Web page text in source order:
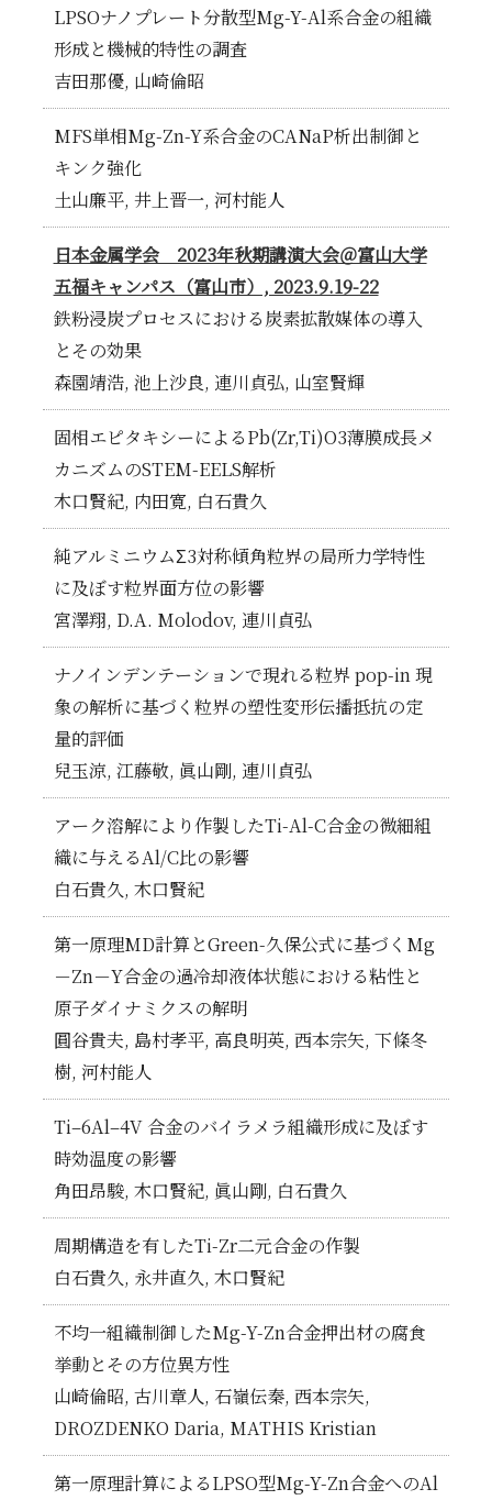
LPSOナノプレート分散型Mg-Y-Al系合金の組織
形成と機械的特性の調査
吉田那優, 山崎倫昭
MFS単相Mg-Zn-Y系合金のCANaP析出制御と
キンク強化
土山廉平, 井上晋一, 河村能人
日本金属学会 2023年秋期講演大会＠富山大学
五福キャンパス（富山市）, 2023.9.19-22
鉄粉浸炭プロセスにおける炭素拡散媒体の導入
とその効果
森園靖浩, 池上沙良, 連川貞弘, 山室賢輝
固相エピタキシーによるPb(Zr,Ti)O3薄膜成長メ
カニズムのSTEM-EELS解析
木口賢紀, 内田寛, 白石貴久
純アルミニウムΣ3対称傾角粒界の局所力学特性
に及ぼす粒界面方位の影響
宮澤翔, D.A. Molodov, 連川貞弘
ナノインデンテーションで現れる粒界 pop-in 現
象の解析に基づく粒界の塑性変形伝播抵抗の定
量的評価
兒玉涼, 江藤敬, 眞山剛, 連川貞弘
アーク溶解により作製したTi-Al-C合金の微細組
織に与えるAl/C比の影響
白石貴久, 木口賢紀
第一原理MD計算とGreen-久保公式に基づくMg
－Zn－Y合金の過冷却液体状態における粘性と
原子ダイナミクスの解明
圓谷貴夫, 島村孝平, 高良明英, 西本宗矢, 下條冬
樹, 河村能人
Ti–6Al–4V 合金のバイラメラ組織形成に及ぼす
時効温度の影響
角田昂駿, 木口賢紀, 眞山剛, 白石貴久
周期構造を有したTi-Zr二元合金の作製
白石貴久, 永井直久, 木口賢紀
不均一組織制御したMg-Y-Zn合金押出材の腐食
挙動とその方位異方性
山崎倫昭, 古川章人, 石嶺伝秦, 西本宗矢,
DROZDENKO Daria, MATHIS Kristian
第一原理計算によるLPSO型Mg-Y-Zn合金へのAl